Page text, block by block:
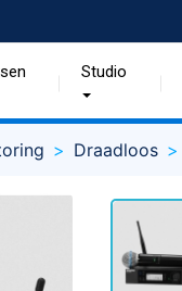
Studio
Draadloos